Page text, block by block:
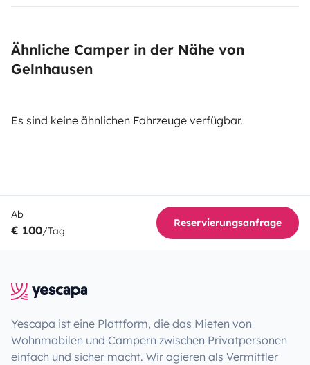
Ähnliche Camper in der Nähe von
Gelnhausen
Es sind keine ähnlichen Fahrzeuge verfügbar.
Ab
€ 100/Tag
Reservierungsanfrage
Yescapa ist eine Plattform, die das Mieten von
Wohnmobilen und Campern zwischen Privatpersonen
einfach und sicher macht. Wir agieren als Vermittler